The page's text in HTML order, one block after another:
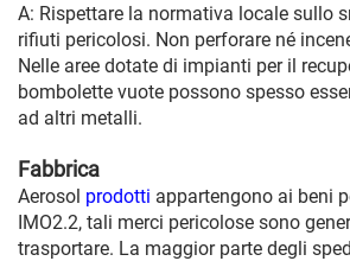
A: Rispettare la normativa locale sullo
rifiuti pericolosi. Non perforare né
Nelle aree dotate di impianti per il
bombolette vuote possono spesso
ad altri metalli.
Fabbrica
Aerosol prodotti appartengono ai beni
IMO2.2, tali merci pericolose sono
trasportare. La maggior parte degli